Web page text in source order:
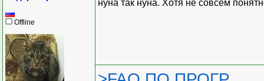
Offline
нуна так нуна. Хотя не совсем